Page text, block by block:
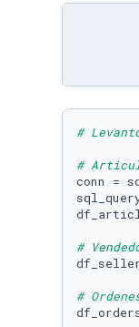
#
#
conn =
#
#